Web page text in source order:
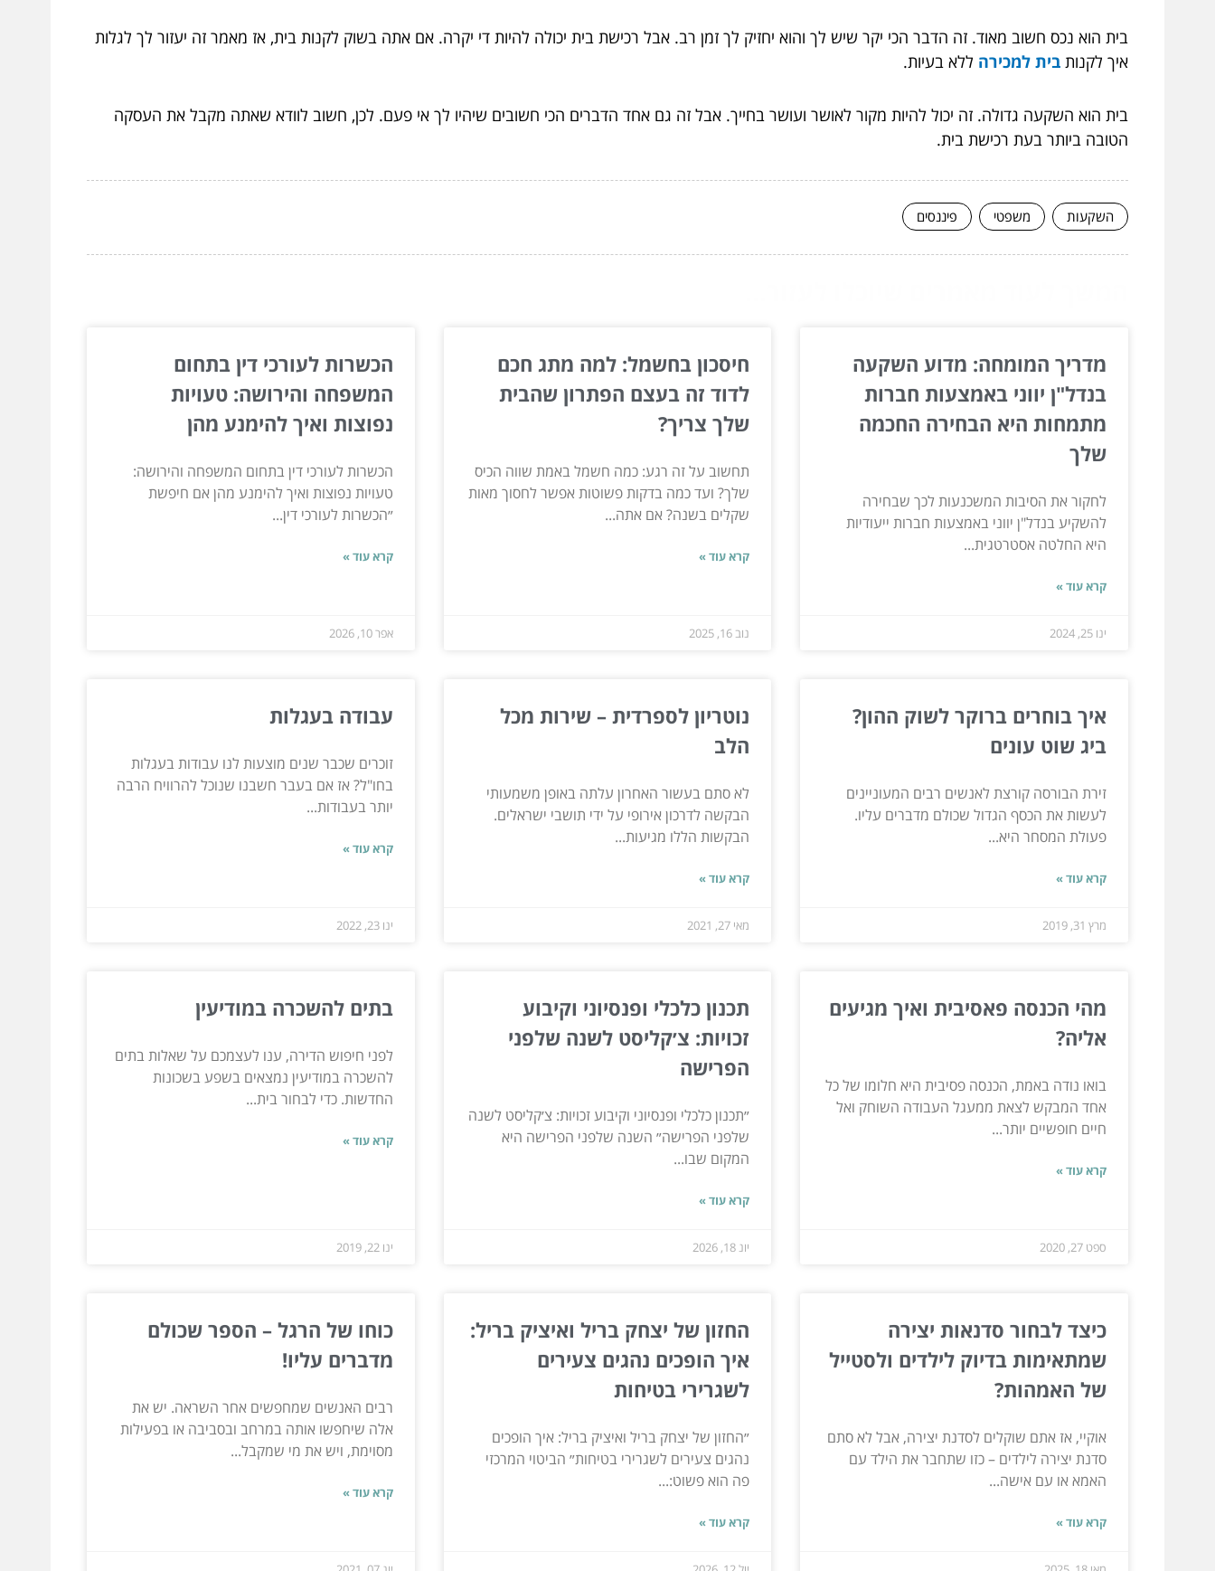
בית הוא נכס חשוב מאוד. זה הדבר הכי יקר שיש לך והוא יחזיק לך זמן רב. אבל רכישת בית יכולה להיות די יקרה. אם אתה בשוק לקנות בית, אז מאמר זה יעזור לך לגלות
איך לקנות בית למכירה ללא בעיות.
בית הוא השקעה גדולה. זה יכול להיות מקור לאושר ועושר בחייך. אבל זה גם אחד הדברים הכי חשובים שיהיו לך אי פעם. לכן, חשוב לוודא שאתה מקבל את העסקה
הטובה ביותר בעת רכישת בית.
השקעות משפטי פיננסים
מדריך המומחה: מדוע השקעה
בנדל"ן יווני באמצעות חברות
מתמחות היא הבחירה החכמה
שלך
לחקור את הסיבות המשכנעות לכך שבחירה
להשקיע בנדל"ן יווני באמצעות חברות ייעודיות
היא החלטה אסטרטגית...
קרא עוד »
ינו 25, 2024
חיסכון בחשמל: למה מתג חכם
לדוד זה בעצם הפתרון שהבית
שלך צריך?
תחשוב על זה רגע: כמה חשמל באמת שווה הכיס
שלך? ועד כמה בדקות פשוטות אפשר לחסוך מאות
שקלים בשנה? אם אתה...
קרא עוד »
נוב 16, 2025
הכשרות לעורכי דין בתחום
המשפחה והירושה: טעויות
נפוצות ואיך להימנע מהן
הכשרות לעורכי דין בתחום המשפחה והירושה:
טעויות נפוצות ואיך להימנע מהן אם חיפשת
״הכשרות לעורכי דין...
קרא עוד »
אפר 10, 2026
איך בוחרים ברוקר לשוק ההון?
ביג שוט עונים
זירת הבורסה קורצת לאנשים רבים המעוניינים
לעשות את הכסף הגדול שכולם מדברים עליו.
פעולת המסחר היא...
קרא עוד »
מרץ 31, 2019
נוטריון לספרדית – שירות מכל
הלב
לא סתם בעשור האחרון עלתה באופן משמעותי
הבקשה לדרכון אירופי על ידי תושבי ישראלים.
הבקשות הללו מגיעות...
קרא עוד »
מאי 27, 2021
עבודה בעגלות
זוכרים שכבר שנים מוצעות לנו עבודות בעגלות
בחו"ל? אז אם בעבר חשבנו שנוכל להרוויח הרבה
יותר בעבודות...
קרא עוד »
ינו 23, 2022
מהי הכנסה פאסיבית ואיך מגיעים
אליה?
בואו נודה באמת, הכנסה פסיבית היא חלומו של כל
אחד המבקש לצאת ממעגל העבודה השוחק ואל
חיים חופשיים יותר...
קרא עוד »
ספט 27, 2020
תכנון כלכלי ופנסיוני וקיבוע
זכויות: צ׳קליסט לשנה שלפני
הפרישה
״תכנון כלכלי ופנסיוני וקיבוע זכויות: צ׳קליסט לשנה
שלפני הפרישה״ השנה שלפני הפרישה היא
המקום שבו...
קרא עוד »
יונ 18, 2026
בתים להשכרה במודיעין
לפני חיפוש הדירה, ענו לעצמכם על שאלות בתים
להשכרה במודיעין נמצאים בשפע בשכונות
החדשות. כדי לבחור בית...
קרא עוד »
ינו 22, 2019
כיצד לבחור סדנאות יצירה
שמתאימות בדיוק לילדים ולסטייל
של האמהות?
אוקיי, אז אתם שוקלים לסדנת יצירה, אבל לא סתם
סדנת יצירה לילדים – כזו שתחבר את הילד עם
האמא או עם אישה...
קרא עוד »
החזון של יצחק בריל ואיציק בריל:
איך הופכים נהגים צעירים
לשגרירי בטיחות
״החזון של יצחק בריל ואיציק בריל: איך הופכים
נהגים צעירים לשגרירי בטיחות״ הביטוי המרכזי
פה הוא פשוט:...
קרא עוד »
כוחו של הרגל – הספר שכולם
מדברים עליו!
רבים האנשים שמחפשים אחר השראה. יש את
אלה שיחפשו אותה במרחב ובסביבה או בפעילות
מסוימת, ויש את מי שמקבל...
קרא עוד »